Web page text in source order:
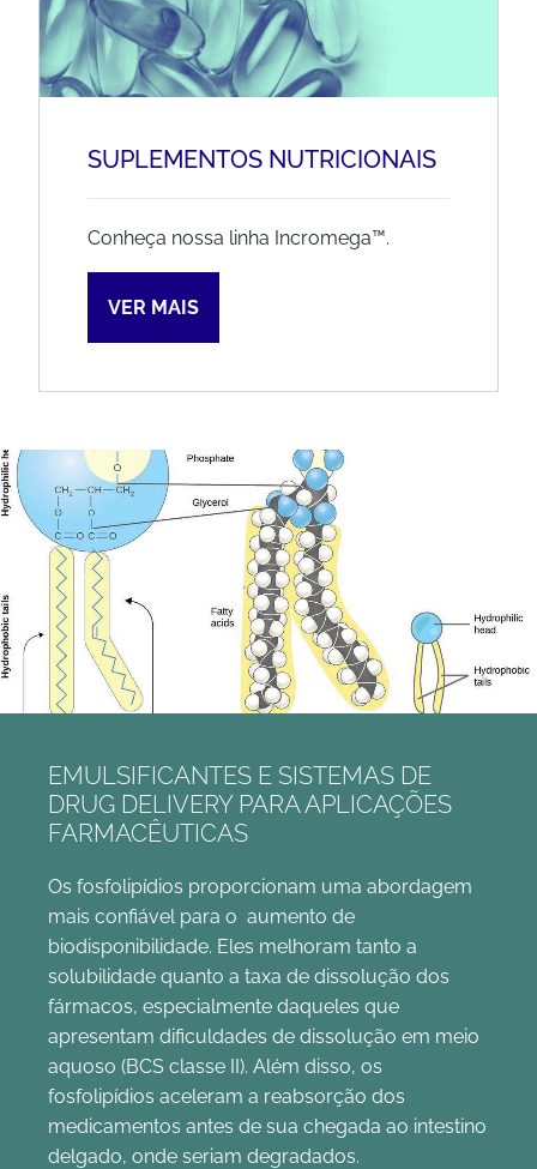
SUPLEMENTOS NUTRICIONAIS
Conheça nossa linha Incromega™.
VER MAIS
EMULSIFICANTES E SISTEMAS DE
DRUG DELIVERY PARA APLICAÇÕES
FARMACÊUTICAS
Os fosfolipídios proporcionam uma abordagem
mais confiável para o aumento de
biodisponibilidade. Eles melhoram tanto a
solubilidade quanto a taxa de dissolução dos
fármacos, especialmente daqueles que
apresentam dificuldades de dissolução em meio
aquoso (BCS classe II). Além disso, os
fosfolipídios aceleram a reabsorção dos
medicamentos antes de sua chegada ao intestino
delgado, onde seriam degradados.